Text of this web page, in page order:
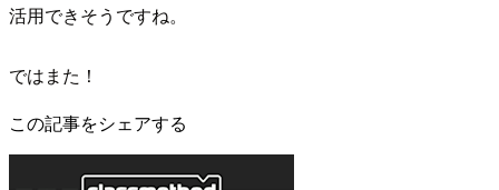
活用できそうですね。
ではまた！
この記事をシェアする